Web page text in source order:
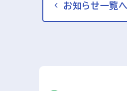
お知らせ一覧へ